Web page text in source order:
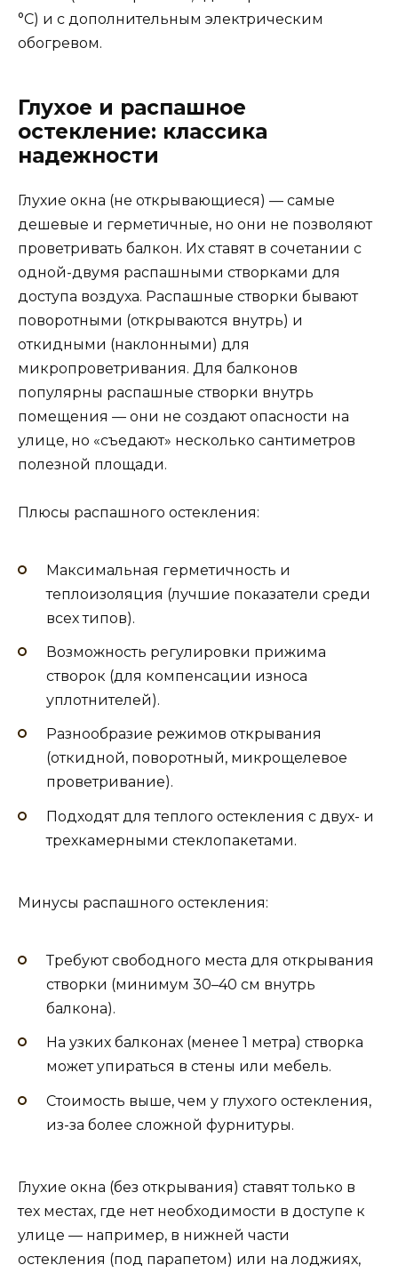
°C) и с дополнительным электрическим
обогревом.
Глухое и распашное
остекление: классика
надежности
Глухие окна (не открывающиеся) — самые
дешевые и герметичные, но они не позволяют
проветривать балкон. Их ставят в сочетании с
одной-двумя распашными створками для
доступа воздуха. Распашные створки бывают
поворотными (открываются внутрь) и
откидными (наклонными) для
микропроветривания. Для балконов
популярны распашные створки внутрь
помещения — они не создают опасности на
улице, но «съедают» несколько сантиметров
полезной площади.
Плюсы распашного остекления:
Максимальная герметичность и
теплоизоляция (лучшие показатели среди
всех типов).
Возможность регулировки прижима
створок (для компенсации износа
уплотнителей).
Разнообразие режимов открывания
(откидной, поворотный, микрощелевое
проветривание).
Подходят для теплого остекления с двух- и
трехкамерными стеклопакетами.
Минусы распашного остекления:
Требуют свободного места для открывания
створки (минимум 30–40 см внутрь
балкона).
На узких балконах (менее 1 метра) створка
может упираться в стены или мебель.
Стоимость выше, чем у глухого остекления,
из-за более сложной фурнитуры.
Глухие окна (без открывания) ставят только в
тех местах, где нет необходимости в доступе к
улице — например, в нижней части
остекления (под парапетом) или на лоджиях,